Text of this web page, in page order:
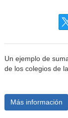
Un ejemplo de
de los colegios de
Más información